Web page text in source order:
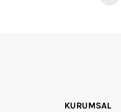
KURUMSAL